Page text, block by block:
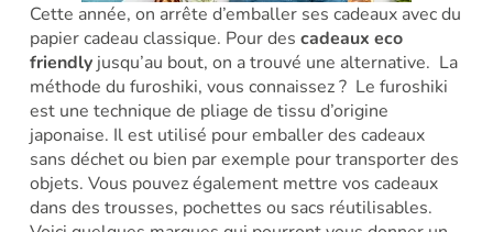
Cette année, on arrête d’emballer ses cadeaux avec du
papier cadeau classique. Pour des cadeaux eco
friendly jusqu’au bout, on a trouvé une alternative. La
méthode du furoshiki, vous connaissez ? Le furoshiki
est une technique de pliage de tissu d’origine
japonaise. Il est utilisé pour emballer des cadeaux
sans déchet ou bien par exemple pour transporter des
objets. Vous pouvez également mettre vos cadeaux
dans des trousses, pochettes ou sacs réutilisables.